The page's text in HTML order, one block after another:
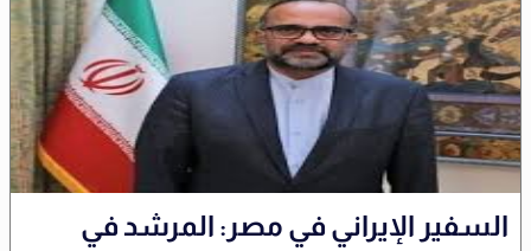
السفير الإيراني في مصر: المرشد في